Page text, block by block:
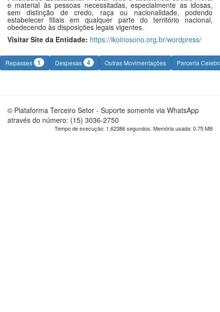
e material às pessoas necessitadas, especialmente as idosas,
sem distinção de credo, raça ou nacionalidade, podendo
estabelecer filiais em qualquer parte do território nacional,
obedecendo às disposições legais vigentes.
Visitar Site da Entidade: https://ikoinosono.org.br/wordpress/
Repasses 1 Despesas 4 Outras Movimentações Parceria
© Plataforma Terceiro Setor - Suporte somente via WhatsApp
através do número: (15) 3036-2750
Tempo de execução: 1.62386 segundos. Memória usada: 0.75 MB